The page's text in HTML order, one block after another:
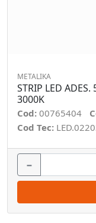
METALIKA
STRIP LED
3000K
Cod: 00765404
Cod Tec:
−